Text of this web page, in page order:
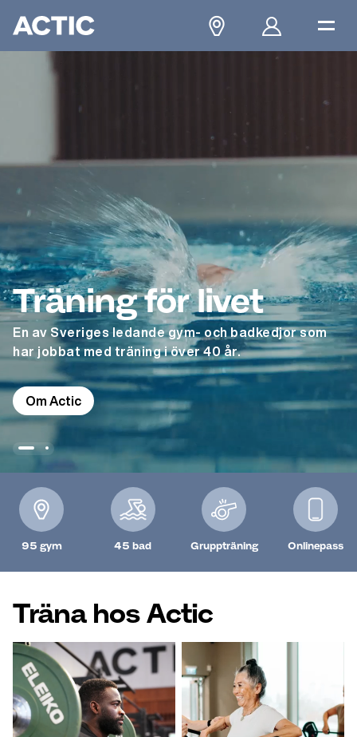
Träning för livet
En av Sveriges ledande gym- och badkedjor som
har jobbat med träning i över 40 år.
Om Actic
95 gym 45 bad Gruppträning Onlinepass
Träna hos Actic